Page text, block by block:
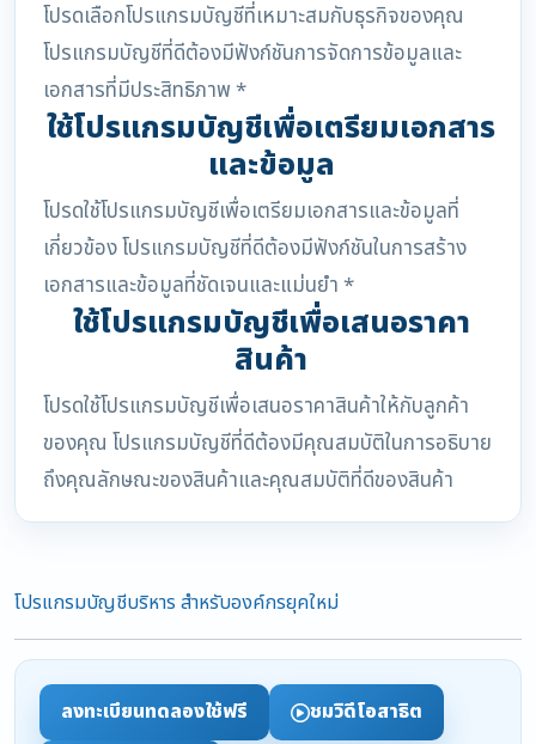
โปรดเลือกโปรแกรมบัญชีที่เหมาะสมกับธุรกิจของคุณ
โปรแกรมบัญชีที่ดีต้องมีฟังก์ชันการจัดการข้อมูลและ
เอกสารที่มีประสิทธิภาพ *
ใช้โปรแกรมบัญชีเพื่อเตรียมเอกสาร
และข้อมูล
โปรดใช้โปรแกรมบัญชีเพื่อเตรียมเอกสารและข้อมูลที่
เกี่ยวข้อง โปรแกรมบัญชีที่ดีต้องมีฟังก์ชันในการสร้าง
เอกสารและข้อมูลที่ชัดเจนและแม่นยำ *
ใช้โปรแกรมบัญชีเพื่อเสนอราคา
สินค้า
โปรดใช้โปรแกรมบัญชีเพื่อเสนอราคาสินค้าให้กับลูกค้า
ของคุณ โปรแกรมบัญชีที่ดีต้องมีคุณสมบัติในการอธิบาย
ถึงคุณลักษณะของสินค้าและคุณสมบัติที่ดีของสินค้า
โปรแกรมบัญชีบริหาร สำหรับองค์กรยุคใหม่
ลงทะเบียนทดลองใช้ฟรี
ชมวิดีโอสาธิต